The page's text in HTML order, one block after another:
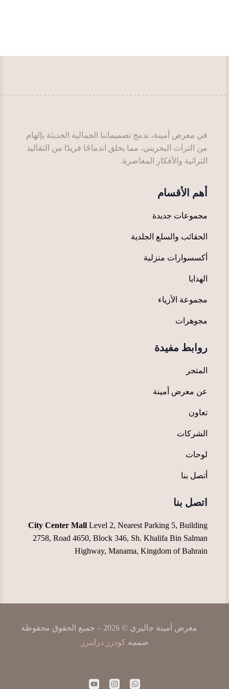
في معرض أمينة، ندمج تصميماتنا الجمالية الحديثة بإلهام
من التراث البحريني، مما يخلق اندماجًا فريدًا من التقاليد
التراثية والأفكار المعاصرة.
أهم الأقسام
مجموعات جديدة
الحقائب والسلع الجلدية
أكسسوارات منزلية
الهدايا
مجموعة الأزياء
مجوهرات
روابط مفيدة
المتجر
عن معرض أمينة
تعاون
الشركات
لوحات
أتصل بنا
اتصل بنا
City Center Mall Level 2, Nearest Parking 5, Building
2758, Road 4650, Block 346, Sh. Khalifa Bin Salman
Highway, Manama, Kingdom of Bahrain
معرض أمينة جاليري © 2026 – جميع الحقوق محفوظة
صممهكودرز دزاينرز